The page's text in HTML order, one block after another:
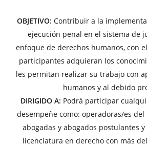
OBJETIVO: Contribuir a la
ejecución penal en el sistema de
enfoque de derechos humanos, con
participantes adquieran los
les permitan realizar su trabajo con
humanos y al debido
DIRIGIDO A: Podrá participar
desempeñe como: operadoras/es
abogadas y abogados postulantes
licenciatura en derecho con más